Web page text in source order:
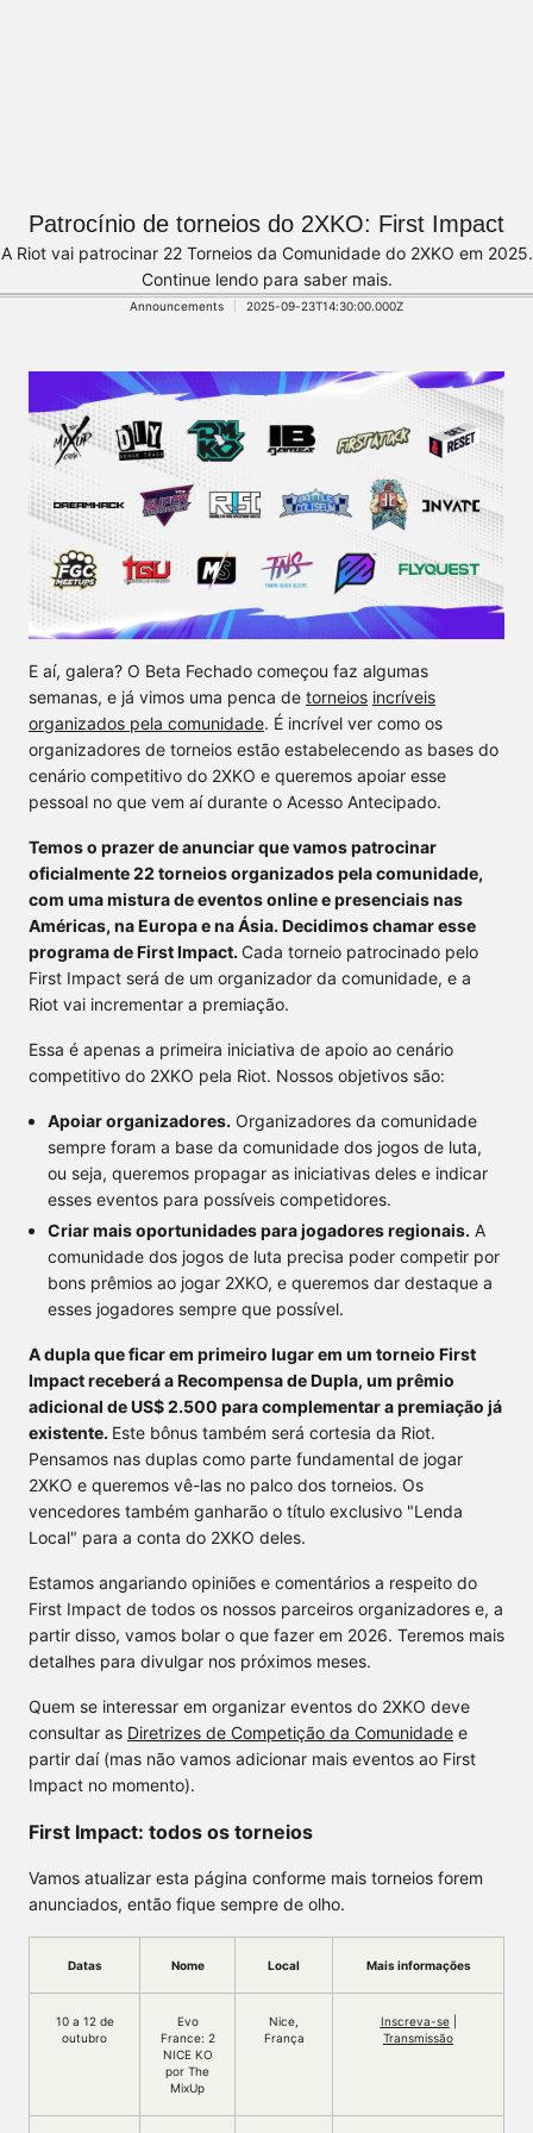
Patrocínio de torneios do 2XKO: First Impact
A Riot vai patrocinar 22 Torneios da Comunidade do 2XKO em 2025.
Continue lendo para saber mais.
Announcements 2025-09-23T14:30:00.000Z
E aí, galera? O Beta Fechado começou faz algumas
semanas, e já vimos uma penca de torneios incríveis
organizados pela comunidade. É incrível ver como os
organizadores de torneios estão estabelecendo as bases do
cenário competitivo do 2XKO e queremos apoiar esse
pessoal no que vem aí durante o Acesso Antecipado.
Temos o prazer de anunciar que vamos patrocinar
oficialmente 22 torneios organizados pela comunidade,
com uma mistura de eventos online e presenciais nas
Américas, na Europa e na Ásia. Decidimos chamar esse
programa de First Impact. Cada torneio patrocinado pelo
First Impact será de um organizador da comunidade, e a
Riot vai incrementar a premiação.
Essa é apenas a primeira iniciativa de apoio ao cenário
competitivo do 2XKO pela Riot. Nossos objetivos são:
Apoiar organizadores. Organizadores da comunidade
sempre foram a base da comunidade dos jogos de luta,
ou seja, queremos propagar as iniciativas deles e indicar
esses eventos para possíveis competidores.
Criar mais oportunidades para jogadores regionais. A
comunidade dos jogos de luta precisa poder competir por
bons prêmios ao jogar 2XKO, e queremos dar destaque a
esses jogadores sempre que possível.
A dupla que ficar em primeiro lugar em um torneio First
Impact receberá a Recompensa de Dupla, um prêmio
adicional de US$ 2.500 para complementar a premiação já
existente. Este bônus também será cortesia da Riot.
Pensamos nas duplas como parte fundamental de jogar
2XKO e queremos vê-las no palco dos torneios. Os
vencedores também ganharão o título exclusivo "Lenda
Local" para a conta do 2XKO deles.
Estamos angariando opiniões e comentários a respeito do
First Impact de todos os nossos parceiros organizadores e, a
partir disso, vamos bolar o que fazer em 2026. Teremos mais
detalhes para divulgar nos próximos meses.
Quem se interessar em organizar eventos do 2XKO deve
consultar as Diretrizes de Competição da Comunidade e
partir daí (mas não vamos adicionar mais eventos ao First
Impact no momento).
First Impact: todos os torneios
Vamos atualizar esta página conforme mais torneios forem
anunciados, então fique sempre de olho.
Datas Nome Local Mais informações
10 a 12 de
outubro
Evo
France: 2
NICE KO
por The
MixUp
Nice,
França
Inscreva-se|
Transmissão